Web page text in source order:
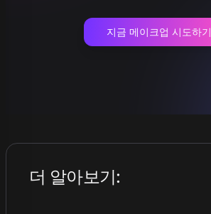
지금 메이크업 시도하기
더 알아보기: